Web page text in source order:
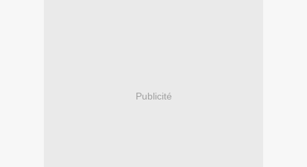
Publicité